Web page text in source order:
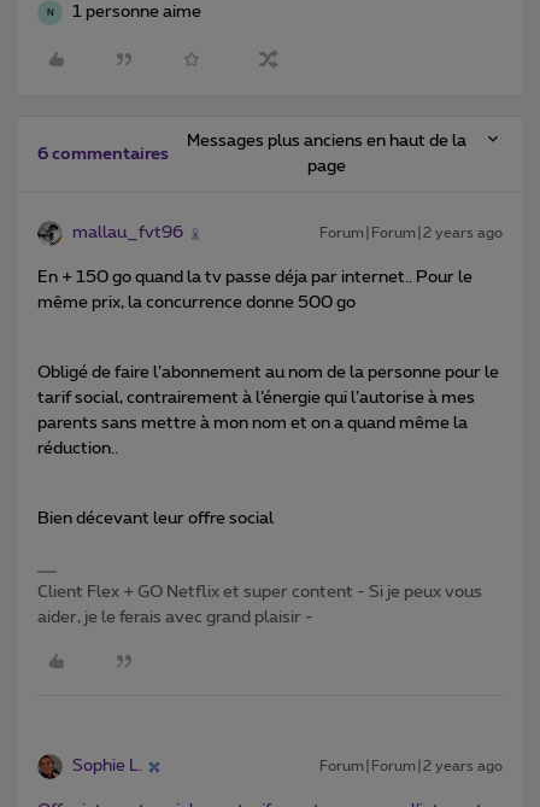
N 1 personne aime
6 commentaires
Messages plus anciens en haut de la
page
mallau_fvt96 Forum|Forum|2 years ago
En + 150 go quand la tv passe déja par internet.. Pour le
même prix, la concurrence donne 500 go
Obligé de faire l’abonnement au nom de la personne pour le
tarif social, contrairement à l’énergie qui l’autorise à mes
parents sans mettre à mon nom et on a quand même la
réduction..
Bien décevant leur offre social
Client Flex + GO Netflix et super content - Si je peux vous
aider, je le ferais avec grand plaisir -
Sophie L. Forum|Forum|2 years ago